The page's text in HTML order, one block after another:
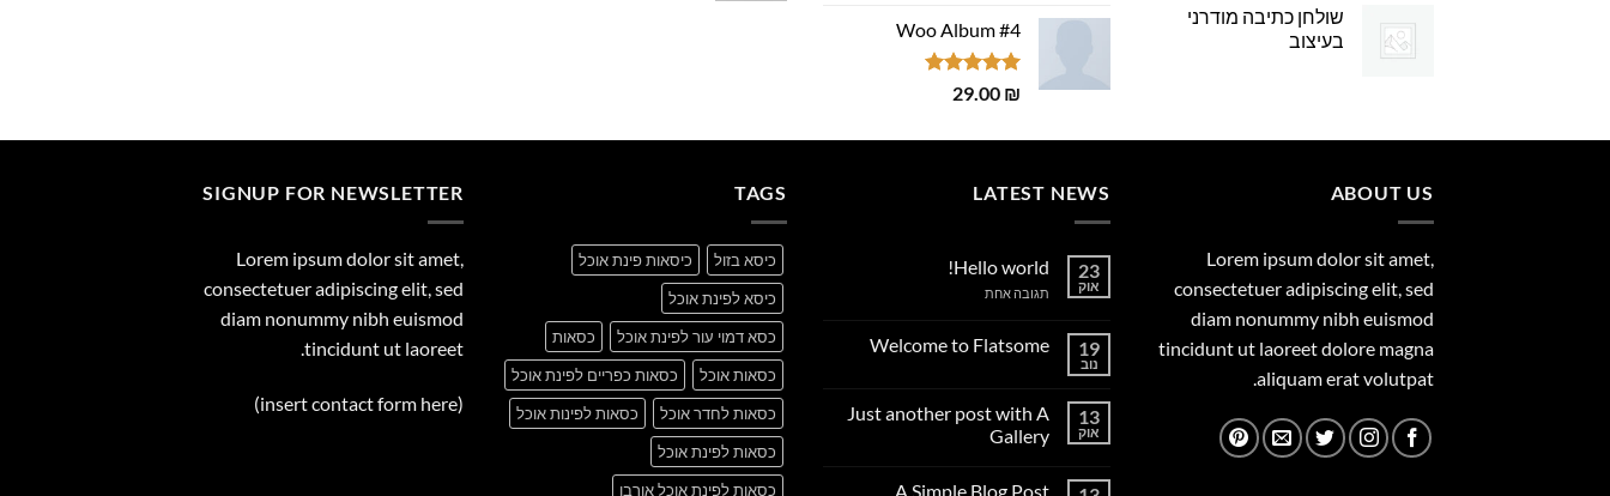
שולחן כתיבה מודרני
בעיצוב
היה:
29.00 ₪.
Woo Album #4
דורג5.00
29.00 ₪
ABOUT US
Lorem ipsum dolor sit amet,
consectetuer adipiscing elit, sed
diam nonummy nibh euismod
tincidunt ut laoreet dolore magna
aliquam erat volutpat.
LATEST NEWS
23
אוק
Hello world!
תגובה אחתעל
19
נוב
Welcome to Flatsome
Welcome
to
Flatsome
13
אוק
Just another post with A
Gallery
על
A Simple Blog Post
TAGS
כיסא בזול
כיסאות פינת אוכל
כיסא לפינת אוכל
כסא דמוי עור לפינת אוכל
כסאות
כסאות אוכל
כסאות כפריים לפינת אוכל
כסאות לחדר אוכל
כסאות לפינות אוכל
כסאות לפינת אוכל
כסאות לפינת אוכל אורבן
SIGNUP FOR NEWSLETTER
Lorem ipsum dolor sit amet,
consectetuer adipiscing elit, sed
diam nonummy nibh euismod
tincidunt ut laoreet.
(insert contact form here)